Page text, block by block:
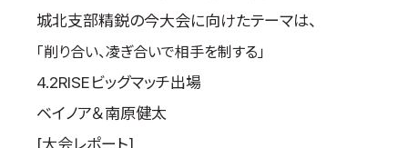
城北支部精鋭の今大会に向けたテーマは、
「削り合い、凌ぎ合いで相手を制する」
4.2RISEビッグマッチ出場
ベイノア＆南原健太
[大会レポート]